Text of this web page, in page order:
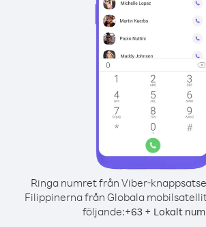
Ringa numret från Viber-
Filippinerna från Globala
följande:+63+ Lokalt